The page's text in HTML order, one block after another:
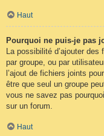
Haut
Pourquoi ne puis-je pas
La possibilité d’ajouter
par groupe, ou par
l’ajout de fichiers joints
être que seul un groupe
vous ne savez pas
sur un forum.
Haut